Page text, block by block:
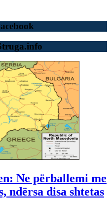
Ne përballemi me
ndërsa disa shtetas